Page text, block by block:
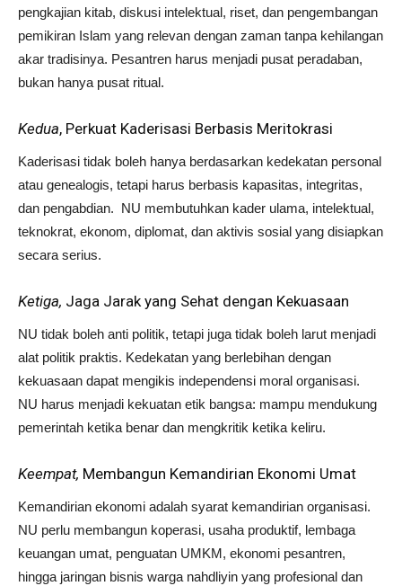
pengkajian kitab, diskusi intelektual, riset, dan pengembangan
pemikiran Islam yang relevan dengan zaman tanpa kehilangan
akar tradisinya. Pesantren harus menjadi pusat peradaban,
bukan hanya pusat ritual.
Kedua, Perkuat Kaderisasi Berbasis Meritokrasi
Kaderisasi tidak boleh hanya berdasarkan kedekatan personal
atau genealogis, tetapi harus berbasis kapasitas, integritas,
dan pengabdian. NU membutuhkan kader ulama, intelektual,
teknokrat, ekonom, diplomat, dan aktivis sosial yang disiapkan
secara serius.
Ketiga, Jaga Jarak yang Sehat dengan Kekuasaan
NU tidak boleh anti politik, tetapi juga tidak boleh larut menjadi
alat politik praktis. Kedekatan yang berlebihan dengan
kekuasaan dapat mengikis independensi moral organisasi.
NU harus menjadi kekuatan etik bangsa: mampu mendukung
pemerintah ketika benar dan mengkritik ketika keliru.
Keempat, Membangun Kemandirian Ekonomi Umat
Kemandirian ekonomi adalah syarat kemandirian organisasi.
NU perlu membangun koperasi, usaha produktif, lembaga
keuangan umat, penguatan UMKM, ekonomi pesantren,
hingga jaringan bisnis warga nahdliyin yang profesional dan